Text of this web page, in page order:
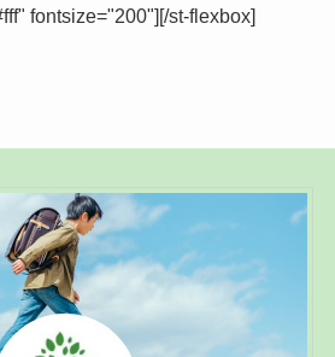
fontsize="200"][/st-flexbox]